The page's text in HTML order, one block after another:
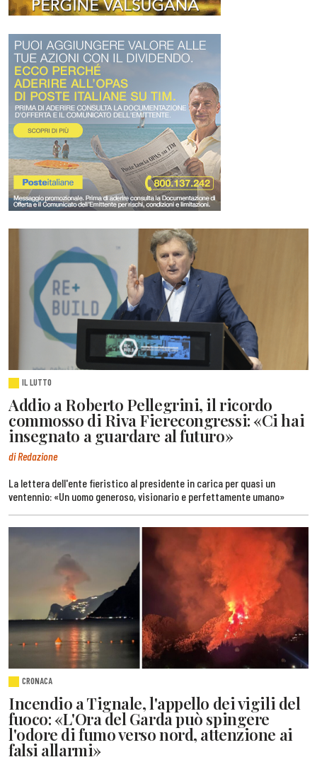
IL LUTTO
Addio a Roberto Pellegrini, il ricordo
commosso di Riva Fierecongressi: «Ci hai
insegnato a guardare al futuro»
di Redazione
La lettera dell'ente fieristico al presidente in carica per quasi un
ventennio: «Un uomo generoso, visionario e perfettamente umano»
CRONACA
Incendio a Tignale, l'appello dei vigili del
fuoco: «L'Ora del Garda può spingere
l'odore di fumo verso nord, attenzione ai
falsi allarmi»